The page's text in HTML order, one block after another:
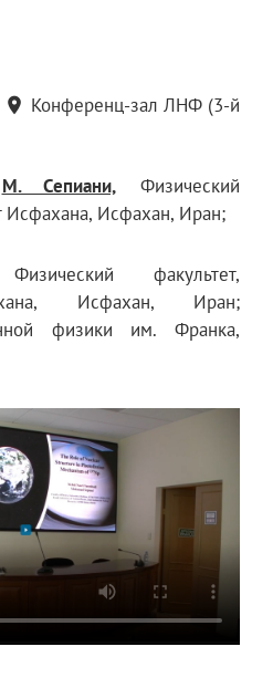
Конференц-зал ЛНФ (3-й
М. Сепиани, Физический
Исфахана, Исфахан, Иран;
Физический факультет,
Исфахан, Иран;
физики им. Франка,